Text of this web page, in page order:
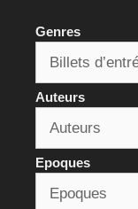
Genres
Auteurs
Epoques